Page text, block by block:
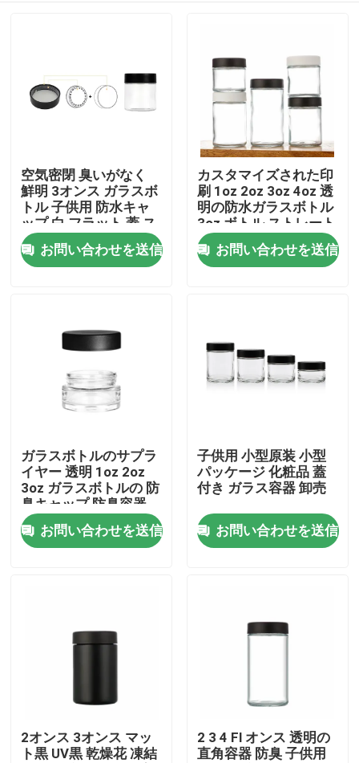
プロダクト
ビデオ
私達について
工場旅行
品質管理
引用を要求しなさい
ガラス濃縮物の瓶
空気密閉 臭いがなく
鮮明 3オンス ガラスボ
トル 子供用 防水キャ
ップ 白 フラット 蓋 ス
ムーズ カスタム ロゴ
お問い合わせを送信
カスタマイズされた印
刷 1oz 2oz 3oz 4oz 透
明の防水ガラスボトル
3oz ボトル ストレート
サイドガラス 子供耐性
キャップ Cr ボトル
お問い合わせを送信
ガラスボトルのサプラ
イヤー 透明 1oz 2oz
3oz ガラスボトルの 防
臭キャップ 防臭容器
お問い合わせを送信
子供用 小型原装 小型
パッケージ 化粧品 蓋
付き ガラス容器 卸売
お問い合わせを送信
2オンス 3オンス マッ
ト黒 UV黒 乾燥花 凍結
2 3 4 Fl オンス 透明の
直角容器 防臭 子供用